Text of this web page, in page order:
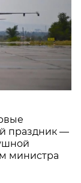
праздник —
министра